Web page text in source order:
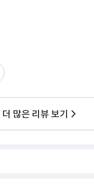
더 많은 리뷰 보기